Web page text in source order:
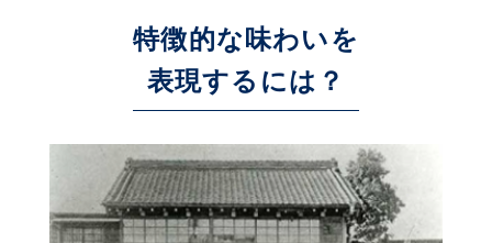
特徴的な味わいを
表現するには？